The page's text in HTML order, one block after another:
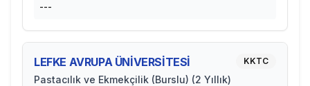
---
LEFKE AVRUPA ÜNİVERSİTESİ
Pastacılık ve Ekmekçilik (Burslu) (2 Yıllık)
KKTC